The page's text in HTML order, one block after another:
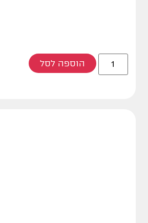
הוספה לסל